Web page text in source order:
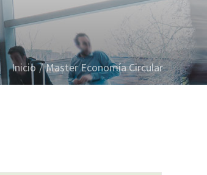
Inicio / Master Economía Circular